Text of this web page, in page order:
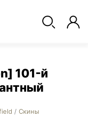
101-й
/ Скины